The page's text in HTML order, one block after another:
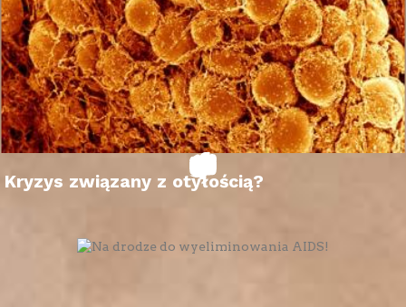
Kryzys związany z otyłością?